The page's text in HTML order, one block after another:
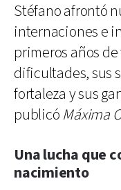
Stéfano afrontó
internaciones e
primeros años
dificultades, sus
fortaleza y sus
publicó Máxima
Una lucha que
nacimiento